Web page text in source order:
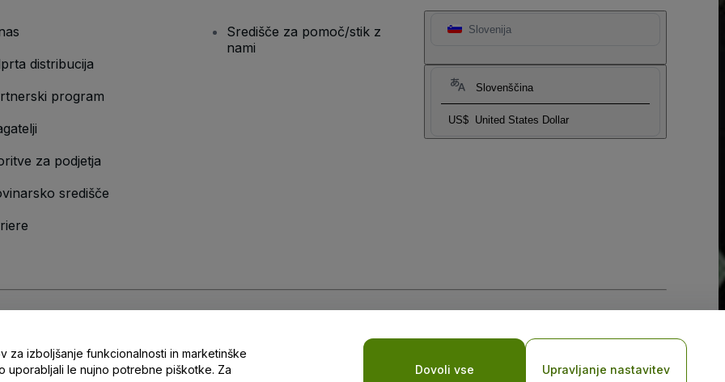
Slovenija
Slovenščina
US$ United States Dollar
distribucija
program
za podjetja
središče
Središče za pomoč/stik z
nami
Pravilnik o zasebnosti za mobilne naprave
za izboljšanje funkcionalnosti in marketinške
uporabljali le nujno potrebne piškotke. Za
Dovoli vse Upravljanje nastavitev